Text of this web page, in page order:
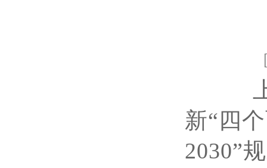
上
新“四
2030”